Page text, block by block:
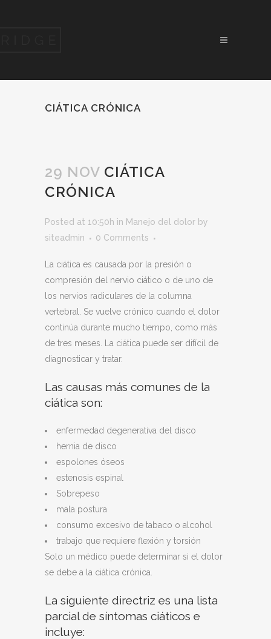
CIÁTICA CRÓNICA
29 NOV CIÁTICA
CRÓNICA
Posted at 10:50h in Manejo del dolor by
siteadmin
0 Comments
La ciática es causada por la presión o
compresión del nervio ciático o de uno de
los nervios radiculares de la columna
vertebral. Se vuelve crónico cuando el dolor
continúa durante mucho tiempo, como más
de tres meses. La ciática puede ser difícil de
diagnosticar y tratar.
Las causas más comunes de la
ciática son:
enfermedad degenerativa del disco
hernia de disco
espolones óseos
estenosis espinal
Sobrepeso
mala postura
consumo excesivo de tabaco o alcohol
trabajo que requiere flexión y torsión
Solo un médico puede determinar si el dolor
se debe a la ciática crónica.
La siguiente directriz es una lista
parcial de síntomas ciáticos e
incluye: